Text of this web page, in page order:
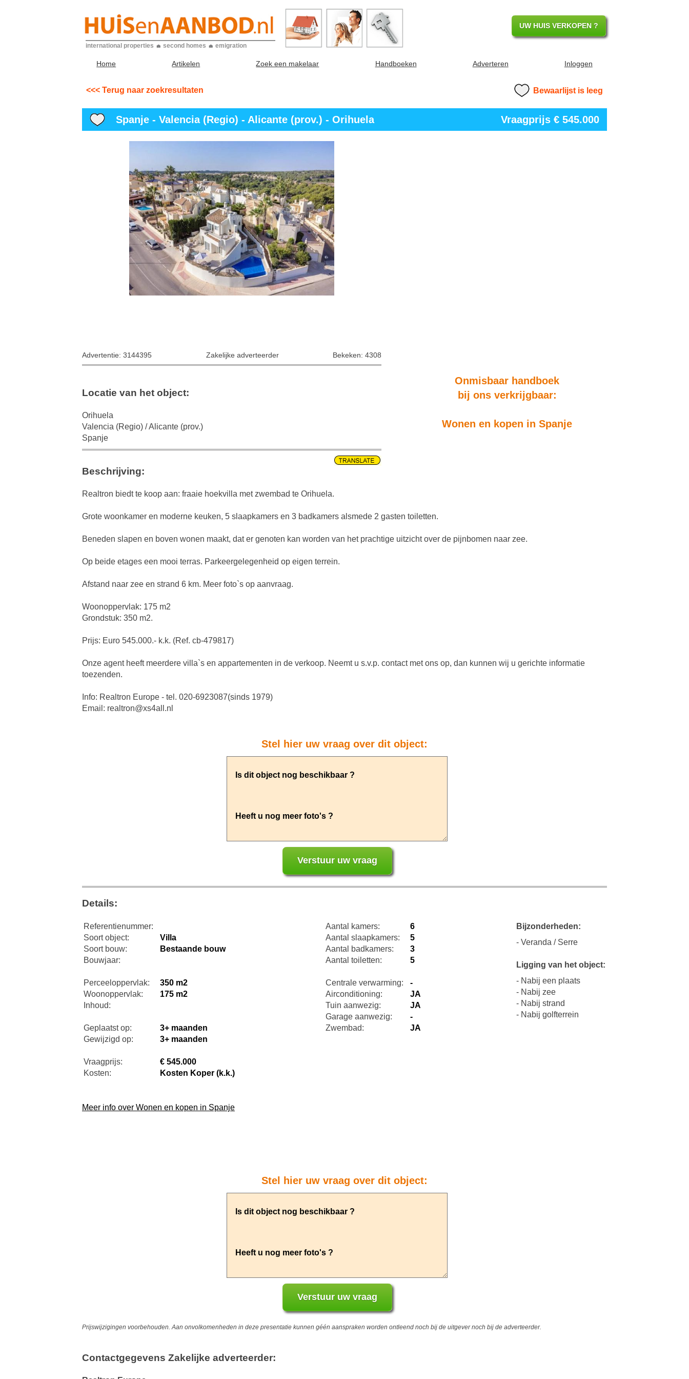
international properties second homes emigration
UW HUIS VERKOPEN ?
Home Artikelen Zoek een makelaar Handboeken Adverteren Inloggen
<<< Terug naar zoekresultaten Bewaarlijst is leeg
Spanje - Valencia (Regio) - Alicante (prov.) - Orihuela Vraagprijs € 545.000
Advertentie: 3144395 Zakelijke adverteerder Bekeken: 4308
Onmisbaar handboek
bij ons verkrijgbaar:
Wonen en kopen in Spanje
Locatie van het object:
Orihuela
Valencia (Regio) / Alicante (prov.)
Spanje
Beschrijving:
Realtron biedt te koop aan: fraaie hoekvilla met zwembad te Orihuela.
Grote woonkamer en moderne keuken, 5 slaapkamers en 3 badkamers alsmede 2 gasten toiletten.
Beneden slapen en boven wonen maakt, dat er genoten kan worden van het prachtige uitzicht over de pijnbomen naar zee.
Op beide etages een mooi terras. Parkeergelegenheid op eigen terrein.
Afstand naar zee en strand 6 km. Meer foto`s op aanvraag.
Woonoppervlak: 175 m2
Grondstuk: 350 m2.
Prijs: Euro 545.000.- k.k. (Ref. cb-479817)
Onze agent heeft meerdere villa`s en appartementen in de verkoop. Neemt u s.v.p. contact met ons op, dan kunnen wij u gerichte informatie
toezenden.
Info: Realtron Europe - tel. 020-6923087(sinds 1979)
Email: realtron@xs4all.nl
Stel hier uw vraag over dit object:
Details:
Referentienummer:
Soort object:
Villa
Soort bouw:
Bestaande bouw
Bouwjaar:
Perceeloppervlak:
350 m2
Woonoppervlak:
175 m2
Inhoud:
Geplaatst op:
3+ maanden
Gewijzigd op:
3+ maanden
Vraagprijs:
€ 545.000
Kosten:
Kosten Koper (k.k.)
Aantal kamers:
6
Aantal slaapkamers:
5
Aantal badkamers:
3
Aantal toiletten:
5
Centrale verwarming:
-
Airconditioning:
JA
Tuin aanwezig:
JA
Garage aanwezig:
-
Zwembad:
JA
Bijzonderheden:
- Veranda / Serre
Ligging van het object:
- Nabij een plaats
- Nabij zee
- Nabij strand
- Nabij golfterrein
Meer info over Wonen en kopen in Spanje
Stel hier uw vraag over dit object:
Prijswijzigingen voorbehouden. Aan onvolkomenheden in deze presentatie kunnen géén aanspraken worden ontleend noch bij de uitgever noch bij de adverteerder.
Contactgegevens Zakelijke adverteerder: